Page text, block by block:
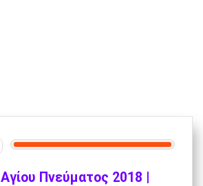
Αγίου Πνεύματος 2018 |